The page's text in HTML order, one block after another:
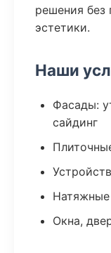
решения без
эстетики.
Наши
Фасады:
сайдинг
Натяжные
Окна,